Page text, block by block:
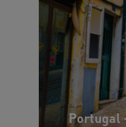
Portugal